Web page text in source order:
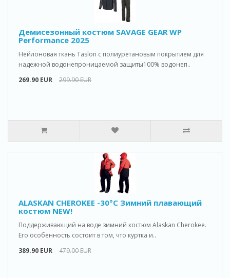
Демисезонный костюм SAVAGE GEAR WP
Performance 2025
Нейлоновая ткань Taslon с полиуретановым покрытием для
надежной водонепроницаемой защиты100% водонеп..
269.90 EUR
299.90 EUR
ALASKAN CHEROKEE -30°C Зимний плавающий
костюм NEW!
Поддерживающий на воде зимний костюм Alaskan Cherokee.
Его особенность состоит в том, что куртка и..
389.90 EUR
479.00 EUR